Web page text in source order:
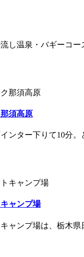
し温泉・バギーコー
須高原
ンター下りて10分
ャンプ場
ャンプ場は、栃木